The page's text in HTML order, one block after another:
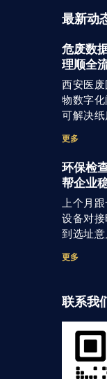
最新动
危废数
理顺全
西安医
物数字化
可解决
更多
环保检
帮企业
上个月
设备对
到选址
更多
联系我